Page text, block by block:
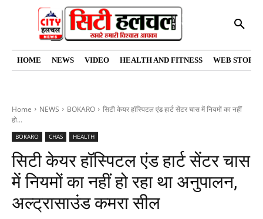
HOME NEWS VIDEO HEALTH AND FITNESS WEB
Home NEWS BOKARO
सिटी केयर हॉस्पिटल एंड हार्ट सेंटर चास में नियमों का नहीं
हो...
BOKARO CHAS HEALTH
सिटी केयर हॉस्पिटल एंड हार्ट सेंटर चास
में नियमों का नहीं हो रहा था अनुपालन,
अल्ट्रासाउंड कमरा सील